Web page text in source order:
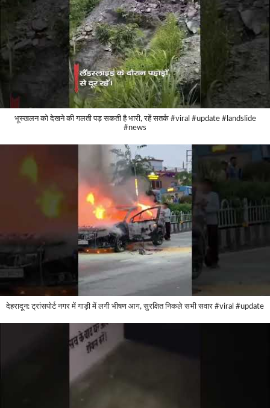
भूस्खलन को देखने की गलती पड़ सकती है भारी, रहें सतर्क #viral #update #landslide
#news
देहरादून: ट्रांसपोर्ट नगर में गाड़ी में लगी भीषण आग, सुरक्षित निकले सभी सवार #viral #update